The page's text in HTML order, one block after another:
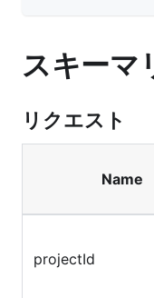
スキーマ
リクエスト
Name
projectId